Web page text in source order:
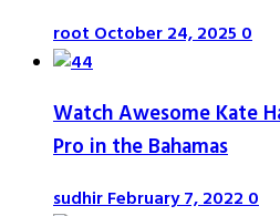
rootOctober 24, 20250
Watch Awesome Kate
Pro in the Bahamas
sudhirFebruary 7, 20220